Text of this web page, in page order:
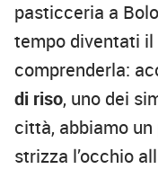
pasticceria a
tempo diventati il
comprenderla:
di riso, uno dei
città, abbiamo
strizza l’occhio